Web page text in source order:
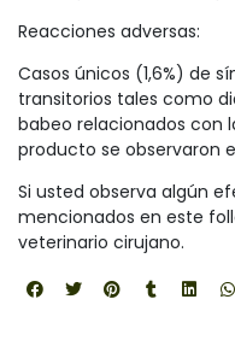
Reacciones adversas:
Casos únicos (1,6%) de
transitorios tales como
babeo relacionados con
producto se observaron
Si usted observa algún
mencionados en este
veterinario cirujano.